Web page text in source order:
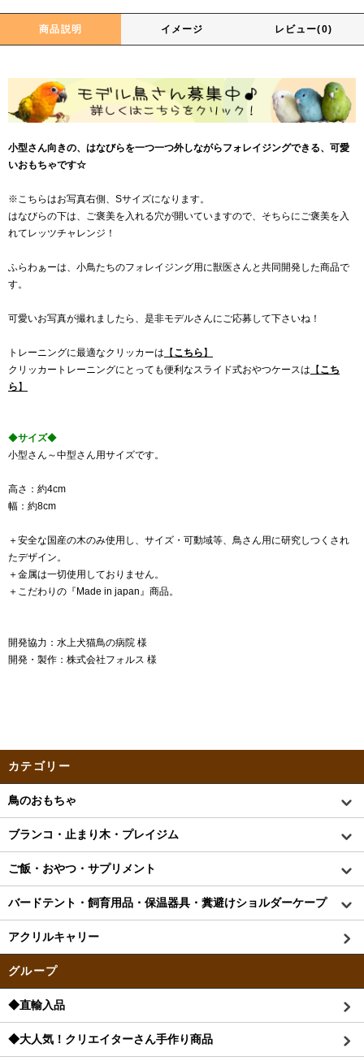
商品説明 イメージ レビュー(0)
小型さん向きの、はなびらを一つ一つ外しながらフォレイジングできる、可愛
いおもちゃです☆
※こちらはお写真右側、Sサイズになります。
はなびらの下は、ご褒美を入れる穴が開いていますので、そちらにご褒美を入
れてレッツチャレンジ！
ふらわぁーは、小鳥たちのフォレイジング用に獣医さんと共同開発した商品で
す。
可愛いお写真が撮れましたら、是非モデルさんにご応募して下さいね！
トレーニングに最適なクリッカーは 【 こちら 】
クリッカートレーニングにとっても便利なスライド式おやつケースは 【 こち
ら 】
◆サイズ◆
小型さん～中型さん用サイズです。
高さ：約4cm
幅：約8cm
＋安全な国産の木のみ使用し、サイズ・可動域等、鳥さん用に研究しつくされ
たデザイン。
＋金属は一切使用しておりません。
＋こだわりの『Made in japan』商品。
開発協力：水上犬猫鳥の病院 様
開発・製作：株式会社フォルス 様
カテゴリー
鳥のおもちゃ
ブランコ・止まり木・プレイジム
ご飯・おやつ・サプリメント
バードテント・飼育用品・保温器具・糞避けショルダーケープ
アクリルキャリー
グループ
◆直輸入品
◆大人気！クリエイターさん手作り商品